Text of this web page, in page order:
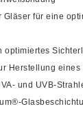
Gläser für eine
optimiertes
Herstellung
und UVB-